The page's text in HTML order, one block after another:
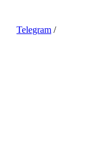
Telegram /